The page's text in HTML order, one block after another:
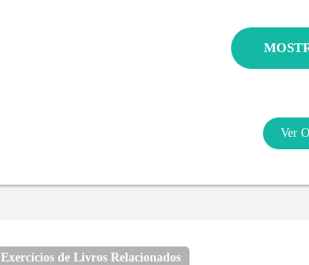
Ver
Exercícios de Livros Relacionados